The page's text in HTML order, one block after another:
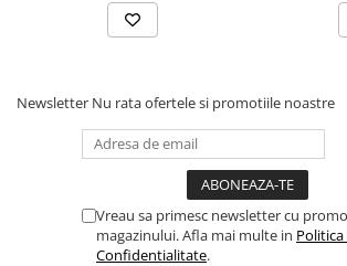
Newsletter Nu rata ofertele si promotiile noastre
Vreau sa primesc newsletter cu
magazinului. Afla mai multe in Politica
Confidentialitate.